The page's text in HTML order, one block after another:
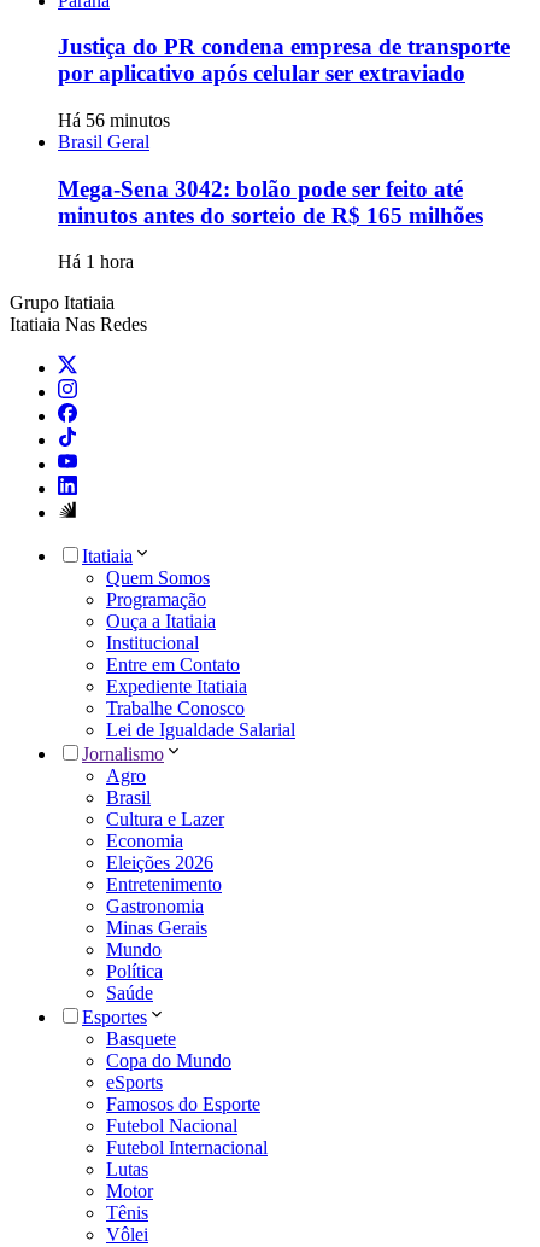
Justiça do PR condena empresa de transporte
por aplicativo após celular ser extraviado
Há 56 minutos
Brasil Geral
Mega-Sena 3042: bolão pode ser feito até
minutos antes do sorteio de R$ 165 milhões
Há 1 hora
Grupo Itatiaia
Itatiaia Nas Redes
Itatiaia
Quem Somos
Programação
Ouça a Itatiaia
Institucional
Entre em Contato
Expediente Itatiaia
Trabalhe Conosco
Lei de Igualdade Salarial
Jornalismo
Agro
Brasil
Cultura e Lazer
Economia
Eleições 2026
Entretenimento
Gastronomia
Minas Gerais
Mundo
Política
Saúde
Esportes
Basquete
Copa do Mundo
eSports
Famosos do Esporte
Futebol Nacional
Futebol Internacional
Lutas
Motor
Tênis
Vôlei